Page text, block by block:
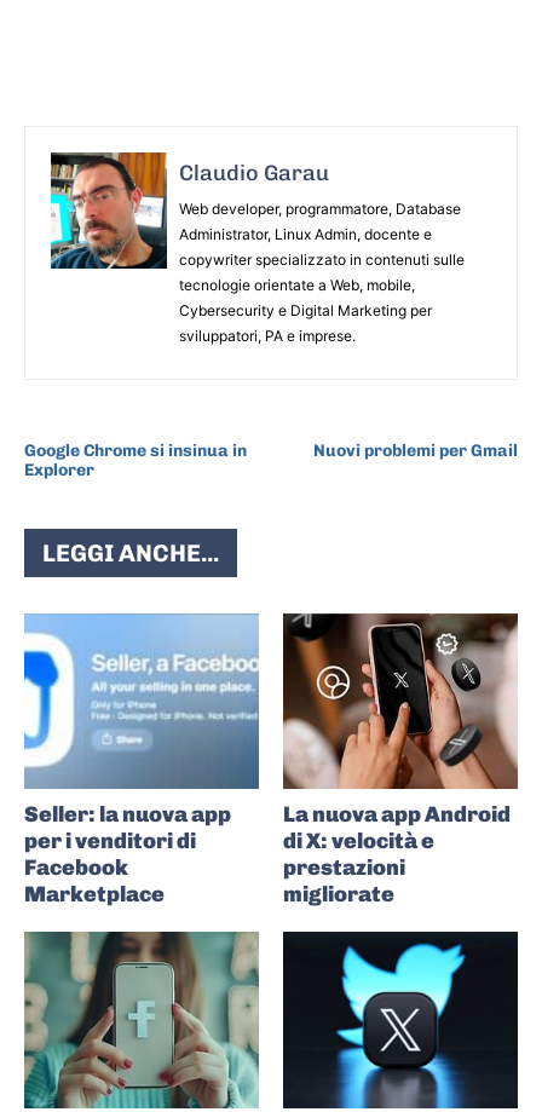
Claudio Garau
Web developer, programmatore, Database
Administrator, Linux Admin, docente e
copywriter specializzato in contenuti sulle
tecnologie orientate a Web, mobile,
Cybersecurity e Digital Marketing per
sviluppatori, PA e imprese.
Google Chrome si insinua in
Explorer
Nuovi problemi per Gmail
LEGGI ANCHE...
Seller: la nuova app
per i venditori di
Facebook
Marketplace
La nuova app Android
di X: velocità e
prestazioni
migliorate